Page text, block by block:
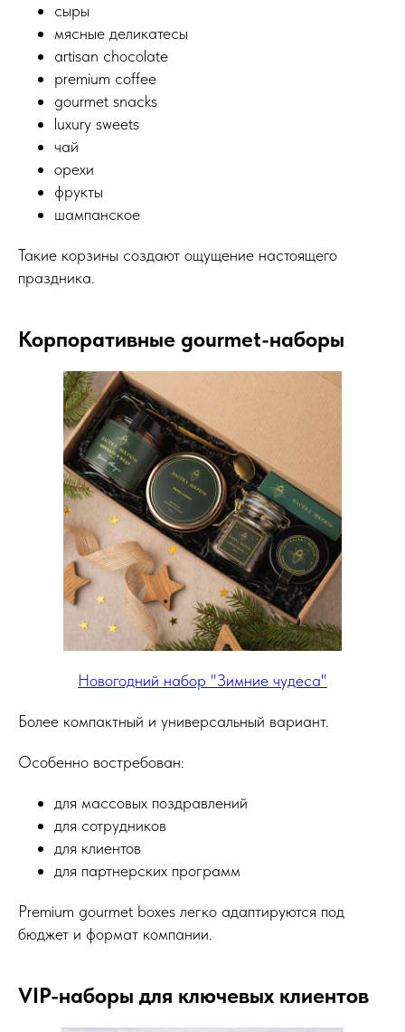
сыры
мясные деликатесы
artisan chocolate
premium coffee
gourmet snacks
luxury sweets
чай
орехи
фрукты
шампанское
Такие корзины создают ощущение настоящего
праздника.
Корпоративные gourmet-наборы
Новогодний набор "Зимние чудеса"
Более компактный и универсальный вариант.
Особенно востребован:
для массовых поздравлений
для сотрудников
для клиентов
для партнерских программ
Premium gourmet boxes легко адаптируются под
бюджет и формат компании.
VIP-наборы для ключевых клиентов